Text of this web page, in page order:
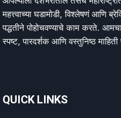
महत्त्वाच्या घडामोडी, विश्लेषणं आणि
पद्धतीने पोहोचवण्याचे काम करते.
स्पष्ट, पारदर्शक आणि वस्तुनिष्ठ माहिती
QUICK LINKS